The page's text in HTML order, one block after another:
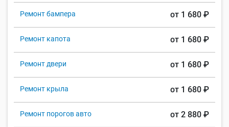
Ремонт бампера от 1 680 ₽
Ремонт капота от 1 680 ₽
Ремонт двери от 1 680 ₽
Ремонт крыла от 1 680 ₽
Ремонт порогов авто от 2 880 ₽